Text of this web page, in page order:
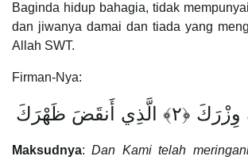
Baginda hidup bahagia, tidak
dan jiwanya damai dan tiada yang
Allah SWT.
Firman-Nya:
أَنقَضَ ظَهْرَكَ
Maksudnya:Dan Kami telah